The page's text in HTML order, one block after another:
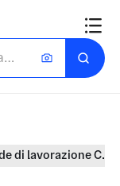
Le migliori aziende di lavorazione CNC in Cina